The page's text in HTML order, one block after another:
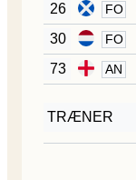
26 FO
30
FO
73 AN
TRÆNER